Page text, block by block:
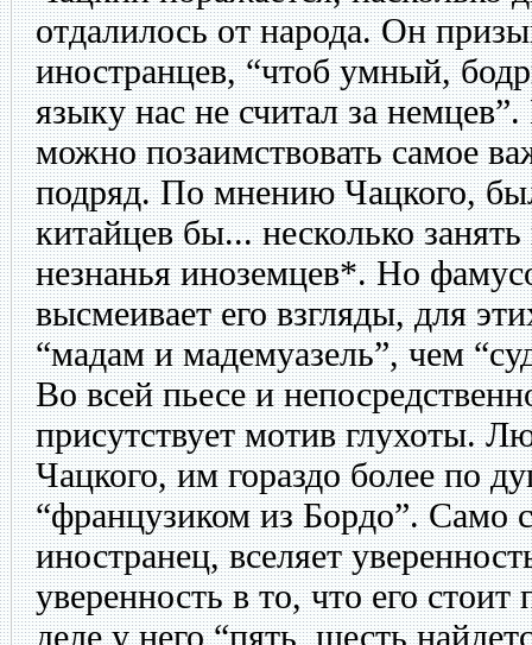
отдалилось от народа. Он
иностранцев, “чтоб умный,
языку нас не считал за
можно позаимствовать самое
подряд. По мнению Чацкого,
китайцев бы... несколько
незнанья иноземцев*. Но
высмеивает его взгляды, для
“мадам и мадемуазель”, чем
Во всей пьесе и
присутствует мотив глухоты.
Чацкого, им гораздо более по
“французиком из Бордо”. Само
иностранец, вселяет
уверенность в то, что его
деле у него “пять, шесть